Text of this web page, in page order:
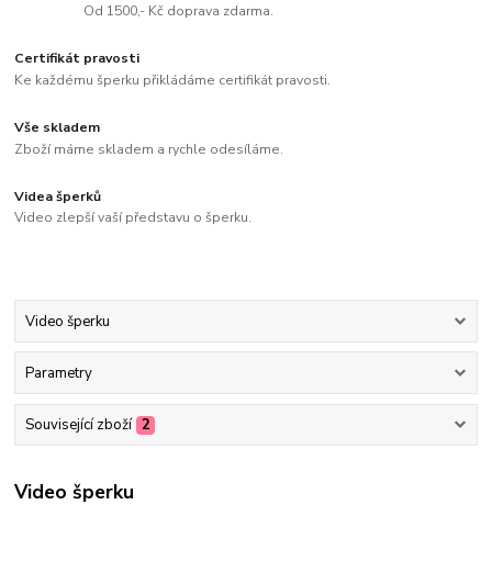
Od 1500,- Kč doprava zdarma.
Certifikát pravosti
Ke každému šperku přikládáme certifikát pravosti.
Vše skladem
Zboží máme skladem a rychle odesíláme.
Videa šperků
Video zlepší vaší představu o šperku.
Video šperku
Parametry
Související zboží 2
Video šperku